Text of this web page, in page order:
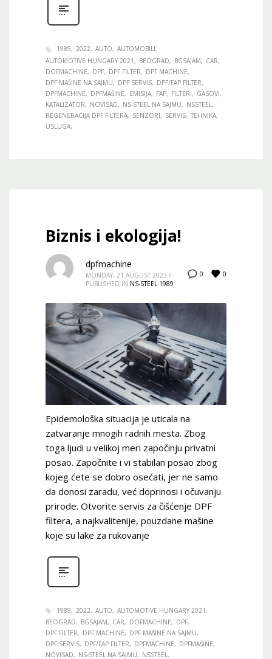
1989 2022 AUTO
AUTOMOBILI
AUTOMOTIVE HUNGARY 2021
BEOGRAD BGSAJAM
CAR
DOFMACHINE
DPF DPF FILTER
DPF MACHINE
DPF MAŠINE NA SAJMU
DPF SERVIS
DPF/FAP FILTER
DPFMACHINE
DPFMAŠINE EMISIJA FAP FILTERI
GASOVI
KATALIZATOR
NOVISAD NS-STEEL NA SAJMU
NSSTEEL
REGENERACIJA DPF FILTERA
SENZORI SERVIS TEHNIKA
USLUGA
Biznis i ekologija!
0 0
dpfmachine
MONDAY, 21 AUGUST 2023 /
PUBLISHED IN NS-STEEL 1989
Epidemološka situacija je uticala na
zatvaranje mnogih radnih mesta. Zbog
toga ljudi u velikoj meri započinju privatni
posao. Započnite i vi stabilan posao zbog
kojeg ćete se dobro osećati, jer ne samo
da donosi zaradu, već doprinosi i očuvanju
prirode. Otvorite servis za čišćenje DPF
filtera, a najkvalitenije, pouzdane mašine
koje su lake za rukovanje
1989 2022 AUTO
AUTOMOTIVE HUNGARY 2021
BEOGRAD
BGSAJAM CAR DOFMACHINE
DPF
DPF FILTER
DPF MACHINE
DPF MAŠINE NA SAJMU
DPF SERVIS
DPF/FAP FILTER DPFMACHINE
DPFMAŠINE
NOVISAD
NS-STEEL NA SAJMU
NSSTEEL